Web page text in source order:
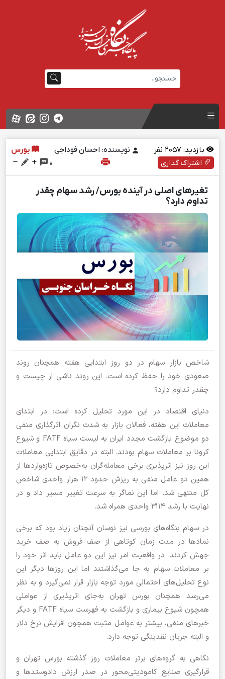
بازدید: نفر نویسنده: احسان فوداجی
بورس
اشتراک گذاری
0
تغیرهای اصلی در آینده بورس/ رشد سهام چقدر
تداوم دارد؟
شاخص بازار سهام در دو روز ابتدایی هفته همچنان روند
صعودی خود را حفظ کرده است. این روند ناشی از چیست و
چقدر تداوم دارد؟
دنیای اقتصاد در این مورد تحلیل کرده است: در ابتدای
معاملات این هفته، فعالان بازار به شدت نگران اثرگذاری منفی
دو موضوع بازگشت مجدد ایران به لیست سیاه FATF و شیوع
کرونا بر معاملات سهام بودند. البته در دقایق ابتدایی معاملات
این روز نیز اثرپذیری برخی معامله‌گران به‌خصوص تازه‌واردها از
همین دو عامل منفی به ریزش حدود ۱۲ هزار واحدی شاخص
کل منتهی شد. اما این نماگر به سرعت تغییر مسیر داد و در
نهایت با رشد ۳۱۱۴ واحدی همراه شد.
در سهام بنگاه‌های بورسی نیز نوسان آنچنان زیاد بود که برخی
نمادها در مدت زمان کوتاهی از صف فروش به صف خرید
جهش کردند. در واقعیت امر نیز این دو عامل باید اثر خود را
بر معاملات سهام به جا می‌گذاشتند اما این روزها دیگر این
نوع تحلیل‌های احتمالی مورد توجه بازار قرار نمی‌گیرد و به نظر
می‌رسد همچنان بورس تهران به‌جای اثرپذیری از عواملی
همچون شیوع بیماری و بازگشت به فهرست سیاه FATF و دیگر
خبرهای منفی، بیشتر به عوامل مثبت همچون افزایش نرخ دلار
و البته جریان‌ نقدینگی توجه دارد.
نگاهی به گروه‌های برتر معاملات روز گذشته بورس تهران و
قرارگیری صنایع کامودیتی‌محور در صدر ارزش دادوستدها و